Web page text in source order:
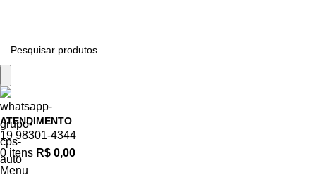
ATENDIMENTO
19 98301-4344
0 itens R$ 0,00
Menu